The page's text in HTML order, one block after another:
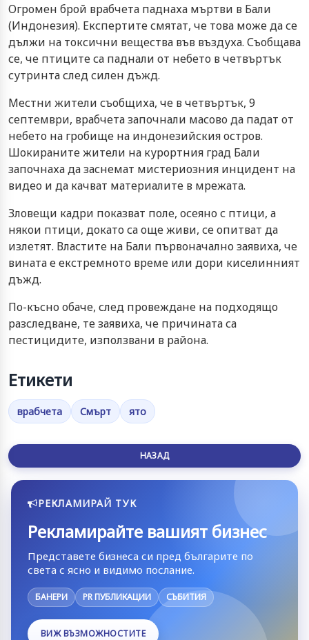
Огромен брой врабчета паднаха мъртви в Бали
(Индонезия). Експертите смятат, че това може да се
дължи на токсични вещества във въздуха. Съобщава
се, че птиците са паднали от небето в четвъртък
сутринта след силен дъжд.
Местни жители съобщиха, че в четвъртък, 9
септември, врабчета започнали масово да падат от
небето на гробище на индонезийския остров.
Шокираните жители на курортния град Бали
започнаха да заснемат мистериозния инцидент на
видео и да качват материалите в мрежата.
Зловещи кадри показват поле, осеяно с птици, а
някои птици, докато са още живи, се опитват да
излетят. Властите на Бали първоначално заявиха, че
вината е екстремното време или дори киселинният
дъжд.
По-късно обаче, след провеждане на подходящо
разследване, те заявиха, че причината са
пестицидите, използвани в района.
Етикети
врабчета Смърт ято
НАЗАД
РЕКЛАМИРАЙ ТУК
Рекламирайте вашият бизнес
Представете бизнеса си пред българите по
света с ясно и видимо послание.
БАНЕРИ PR ПУБЛИКАЦИИ СЪБИТИЯ
ВИЖ ВЪЗМОЖНОСТИТЕ